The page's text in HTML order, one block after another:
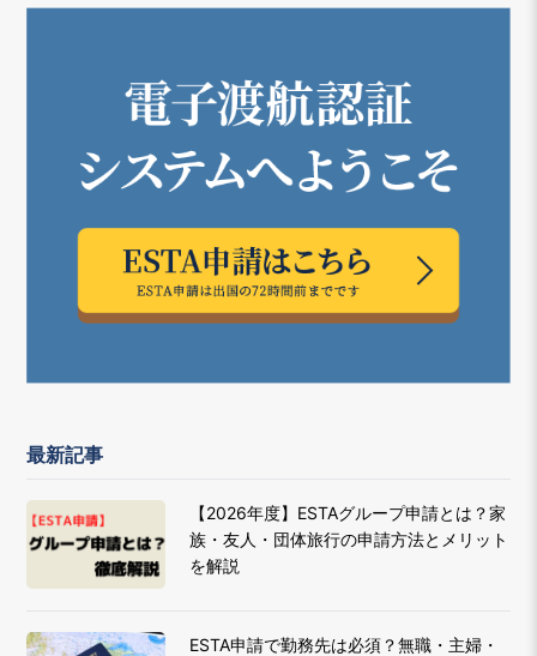
最新記事
【2026年度】ESTAグループ申請とは？家
族・友人・団体旅行の申請方法とメリット
を解説
ESTA申請で勤務先は必須？無職・主婦・